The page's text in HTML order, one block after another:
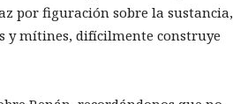
por figuración sobre la sustancia,
y mítines, difícilmente construye